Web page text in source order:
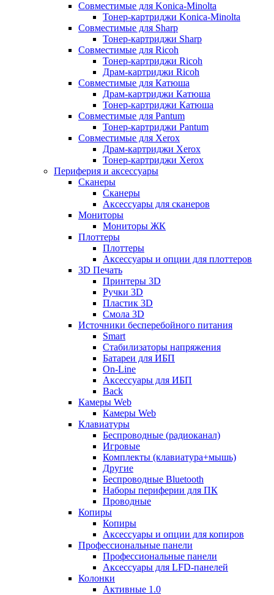
Совместимые для Konica-Minolta
Тонер-картриджи Konica-Minolta
Совместимые для Sharp
Тонер-картриджи Sharp
Совместимые для Ricoh
Тонер-картриджи Ricoh
Драм-картриджи Ricoh
Совместимые для Катюша
Драм-картриджи Катюша
Тонер-картриджи Катюша
Совместимые для Pantum
Тонер-картриджи Pantum
Совместимые для Xerox
Драм-картриджи Xerox
Тонер-картриджи Xerox
Периферия и аксессуары
Сканеры
Сканеры
Аксессуары для сканеров
Мониторы
Мониторы ЖК
Плоттеры
Плоттеры
Аксессуары и опции для плоттеров
3D Печать
Принтеры 3D
Ручки 3D
Пластик 3D
Смола 3D
Источники бесперебойного питания
Smart
Стабилизаторы напряжения
Батареи для ИБП
On-Line
Аксессуары для ИБП
Back
Камеры Web
Камеры Web
Клавиатуры
Беспроводные (радиоканал)
Игровые
Комплекты (клавиатура+мышь)
Другие
Беспроводные Bluetooth
Наборы периферии для ПК
Проводные
Копиры
Копиры
Аксессуары и опции для копиров
Профессиональные панели
Профессиональные панели
Аксессуары для LFD-панелей
Колонки
Активные 1.0